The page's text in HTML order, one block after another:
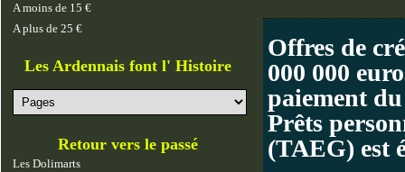
A moins de 15 €
A plus de 25 €
Les Ardennais font l' Histoire
Retour vers le passé
Les Dolimarts
Offres de
000 000
paiement
Prêts
(TAEG) est